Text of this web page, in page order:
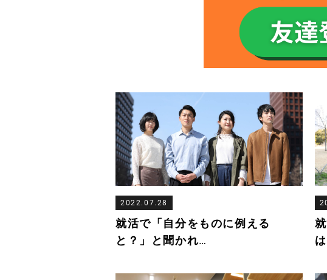
2022.07.28
就活で「自分をものに例える
と？」と聞かれ…